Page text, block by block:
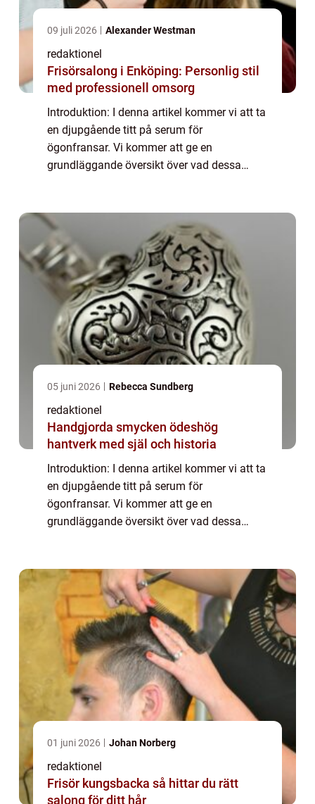
09 juli 2026 Alexander Westman
redaktionel
Frisörsalong i Enköping: Personlig stil
med professionell omsorg
Introduktion: I denna artikel kommer vi att ta
en djupgående titt på serum för
ögonfransar. Vi kommer att ge en
grundläggande översikt över vad dessa
serum som är populära...
05 juni 2026 Rebecca Sundberg
redaktionel
Handgjorda smycken ödeshög
hantverk med själ och historia
Introduktion: I denna artikel kommer vi att ta
en djupgående titt på serum för
ögonfransar. Vi kommer att ge en
grundläggande översikt över vad dessa
serum som är populära...
01 juni 2026 Johan Norberg
redaktionel
Frisör kungsbacka så hittar du rätt
salong för ditt hår